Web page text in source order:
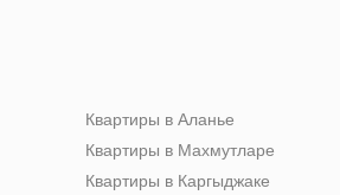
Квартиры в Аланье
Квартиры в Махмутларе
Квартиры в Каргыджаке